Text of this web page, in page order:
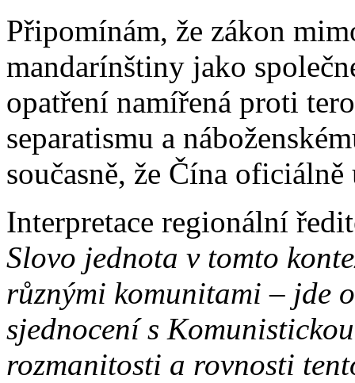
Připomínám, že zákon
mandarínštiny jako
opatření namířená proti
separatismu a
současně, že Čína
Interpretace regionální
Slovo jednota v tomto
různými komunitami – jde
sjednocení s
rozmanitosti a rovnosti